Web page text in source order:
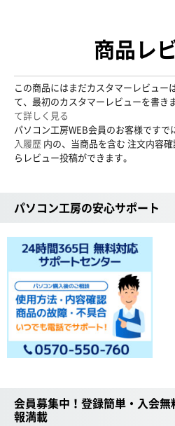
商品レ
この商品にはまだカスタマーレビュー
て、最初のカスタマーレビューを書き
て詳しく見る
パソコン工房WEB会員のお客様です
入履歴 内の、当商品を含む 注文内容
らレビュー投稿ができます。
パソコン工房の安心サポート
会員募集中！登録簡単・入会
報満載